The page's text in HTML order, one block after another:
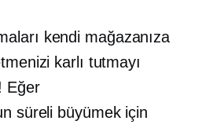
kendi mağazanıza
karlı tutmayı
Eğer
süreli büyümek için